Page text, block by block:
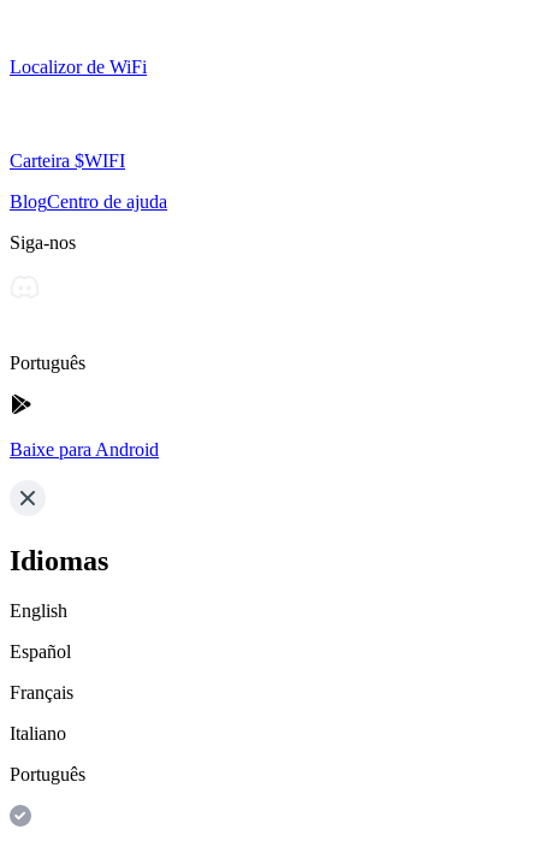
Localizor de WiFi
Carteira $WIFI
BlogCentro de ajuda
Siga-nos
Português
Baixe para Android
Idiomas
English
Español
Français
Italiano
Português